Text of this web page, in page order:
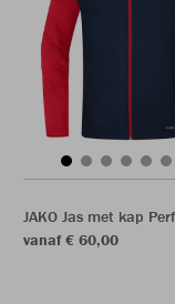
JAKO Jas met kap
vanaf € 60,00